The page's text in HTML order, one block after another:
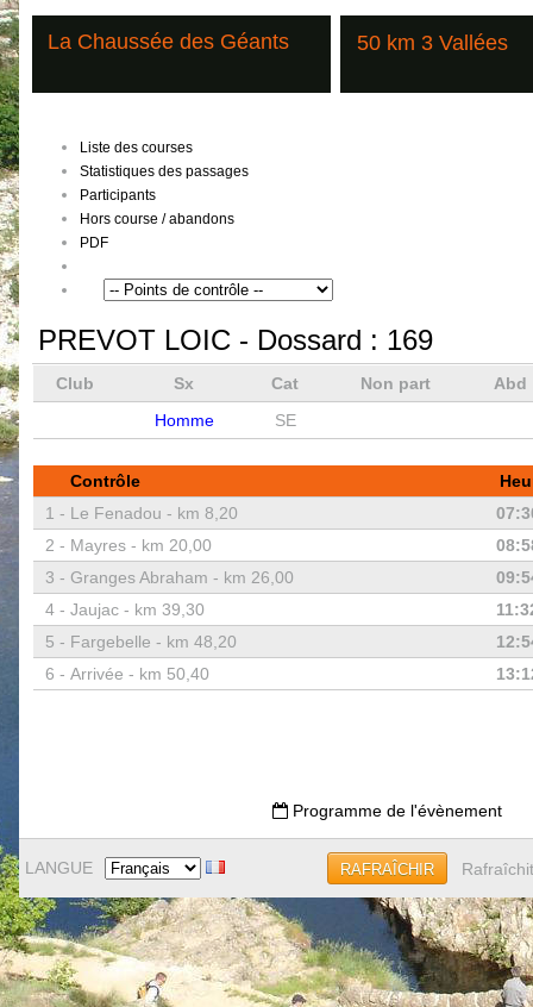
La Chaussée des Géants 50 km 3 Vallées
Liste des courses
Statistiques des passages
Participants
Hors course / abandons
PDF
PREVOT LOIC - Dossard : 169
Club Sx Cat Non part
Abd
Homme
SE
Contrôle
1 - Le Fenadou - km 8,20
2 - Mayres - km 20,00
3 - Granges Abraham - km 26,00
4 - Jaujac - km 39,30
5 - Fargebelle - km 48,20
6 - Arrivée - km 50,40
Programme de l'évènement
LANGUE RAFRAÎCHIR